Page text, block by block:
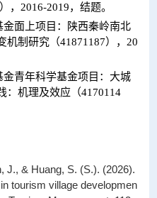
，2016-2019，结题。
金面上项目：陕西秦岭南北
机制研究（41871187），20
金青年科学基金项目：大城
：机理及效应（4170114
J., & Huang, S. (S.). (2026).
tourism village developmen